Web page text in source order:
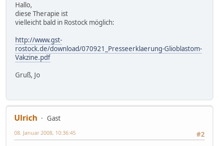
Hallo,
diese Therapie ist
vielleicht bald in Rostock möglich:
http://www.gst-
rostock.de/download/070921_Presseerklaerung-Glioblastom-
Vakzine.pdf
Gruß, Jo
Ulrich
Gast
#2
08. Januar 2008, 10:36:45